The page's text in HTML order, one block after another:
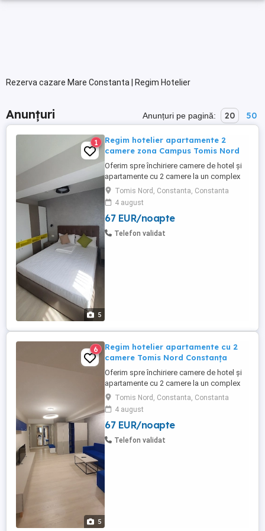
Rezerva cazare Mare Constanta | Regim Hotelier
Anunțuri Anunțuri pe pagină: 20 50
5
1
Regim hotelier apartamente 2
camere zona Campus Tomis Nord
Oferim spre închiriere camere de hotel și
apartamente cu 2 camere la un complex
hotelier de 3 și 4 stele . Contra cost avem
și mic dejun la cerere (40 lei de persoană)
Complexul hotelier se află în zona Tomis
Nord Campus Universitate. Dotări:
Complet mobilate și utilate modern Aer
Tomis Nord, Constanta, Constanta
4 august
67 EUR/noapte
Telefon validat
5
6
Regim hotelier apartamente cu 2
camere Tomis Nord Constanța
Oferim spre închiriere camere de hotel și
apartamente cu 2 camere la un complex
hotelier de 3 și 4 stele . Contra cost avem
și mic dejun la cerere (40 lei de persoană)
Complexul hotelier se află în zona Tomis
Nord Campus Universitate. Dotări:
Complet mobilate și utilate modern Aer
Tomis Nord, Constanta, Constanta
4 august
67 EUR/noapte
Telefon validat